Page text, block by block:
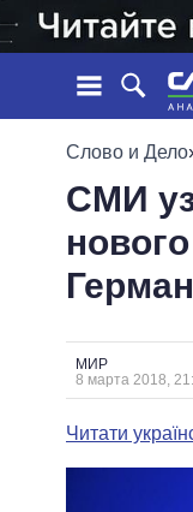
ЛЕНТА
СОБЫТИЯ
СТАТЬИ
МНЕНИЯ
ОБЗОРЫ
ВСЕ
Слово и Дело›
СМИ
МИР
8 марта 2018,
Читати